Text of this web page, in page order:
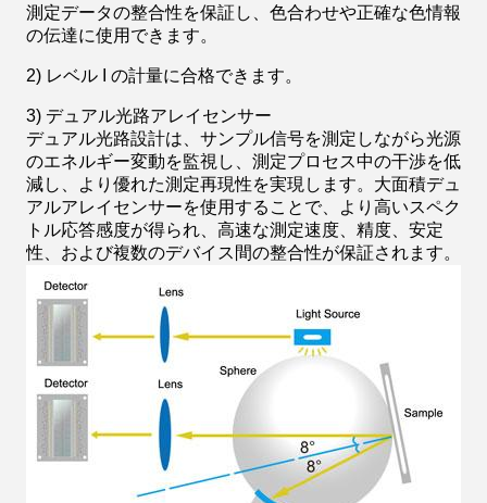
測定データの整合性を保証し、色合わせや正確な色情報
の伝達に使用できます。
2) レベル I の計量に合格できます。
3) デュアル光路アレイセンサー
デュアル光路設計は、サンプル信号を測定しながら光源
のエネルギー変動を監視し、測定プロセス中の干渉を低
減し、より優れた測定再現性を実現します。大面積デュ
アルアレイセンサーを使用することで、より高いスペク
トル応答感度が得られ、高速な測定速度、精度、安定
性、および複数のデバイス間の整合性が保証されます。